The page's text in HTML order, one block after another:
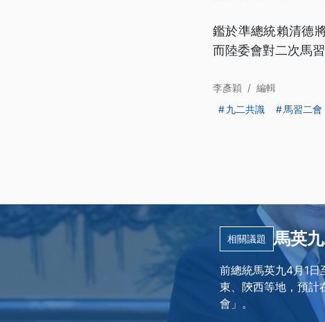
鑑於準總統賴清德
而陸委會對二次馬
李彥穎 / 編輯
九二共識
馬習二會
相關議題 馬英
前總統馬英九4月1日
東、陝西等地，預計
會」。